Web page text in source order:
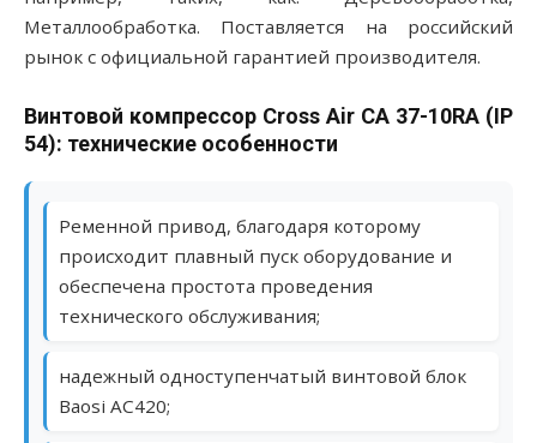
Металлообработка. Поставляется на российский
рынок с официальной гарантией производителя.
Винтовой компрессор Cross Air CA 37-10RA (IP
54): технические особенности
Ременной привод, благодаря которому
происходит плавный пуск оборудование и
обеспечена простота проведения
технического обслуживания;
надежный одноступенчатый винтовой блок
Baosi AC420;